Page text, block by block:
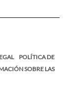
POLÍTICA DE
SOBRE LAS